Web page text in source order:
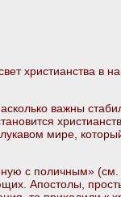
христианства в
важны
мире,
с поличным»
Апостолы,